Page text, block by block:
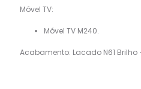
Móvel TV:
Móvel TV M240.
Acabamento: Lacado N61 Brilho